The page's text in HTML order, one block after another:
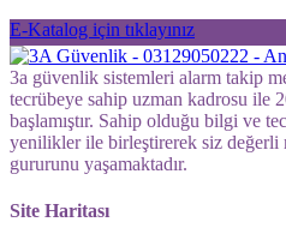
E-Katalog için tıklayınız
3a güvenlik sistemleri alarm takip
tecrübeye sahip uzman kadrosu ile
başlamıştır. Sahip olduğu bilgi ve
yenilikler ile birleştirerek siz değerli
gururunu yaşamaktadır.
Site Haritası